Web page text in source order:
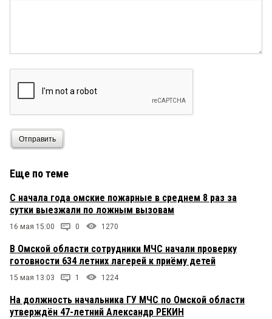
Отправить
Еще по теме
С начала года омские пожарные в среднем 8 раз за
сутки выезжали по ложным вызовам
16 мая 15:00 0 1270
В Омской области сотрудники МЧС начали проверку
готовности 634 летних лагерей к приёму детей
15 мая 13:03 1 1224
На должность начальника ГУ МЧС по Омской области
утверждён 47-летний Александр РЕКИН